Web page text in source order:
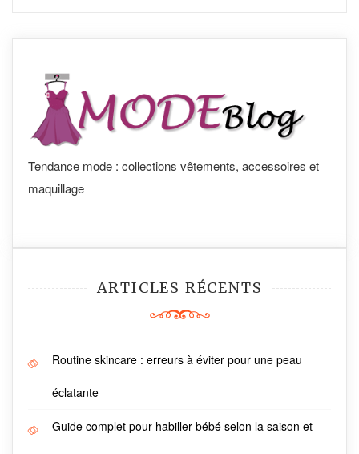
Tendance mode : collections vêtements, accessoires et
maquillage
ARTICLES RÉCENTS
Routine skincare : erreurs à éviter pour une peau
éclatante
Guide complet pour habiller bébé selon la saison et